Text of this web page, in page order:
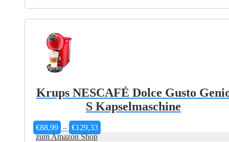
Krups NESCAFÉ Dolce Gusto
S Kapselmaschine
€88,99 – €129,33
€88,99
zum Amazon Shop